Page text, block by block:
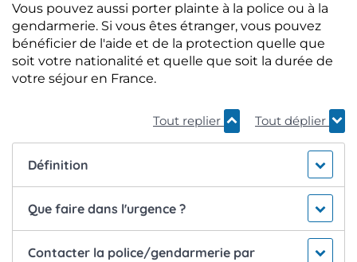
Vous pouvez aussi porter plainte à la police ou à la
gendarmerie. Si vous êtes étranger, vous pouvez
bénéficier de l'aide et de la protection quelle que
soit votre nationalité et quelle que soit la durée de
votre séjour en France.
Tout replier Tout déplier
Définition
Que faire dans l'urgence ?
Contacter la police/gendarmerie par